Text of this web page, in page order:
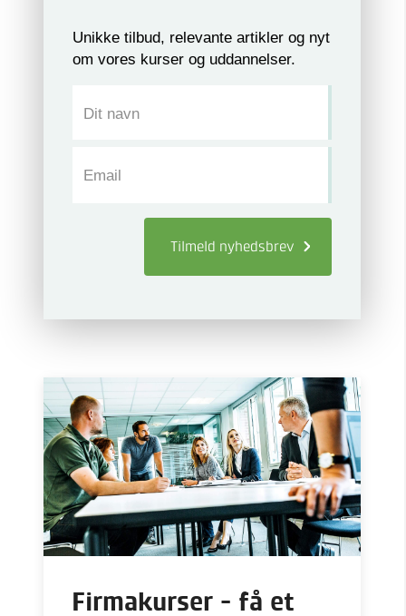
Unikke tilbud, relevante artikler og nyt
om vores kurser og uddannelser.
Dit navn
Email
Tilmeld nyhedsbrev
Firmakurser - få et